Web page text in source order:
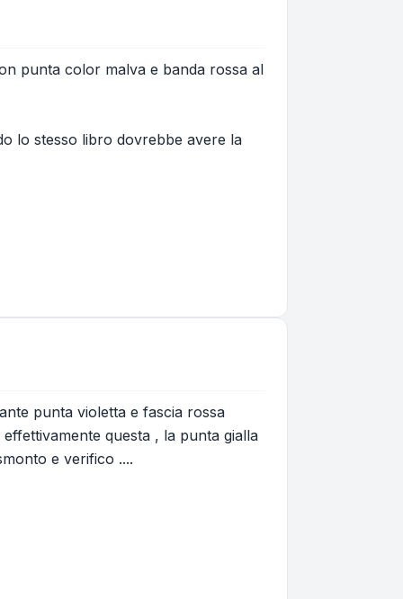
punta color malva e banda rossa al
lo stesso libro dovrebbe avere la
punta violetta e fascia rossa
questa , la punta gialla
e verifico ....